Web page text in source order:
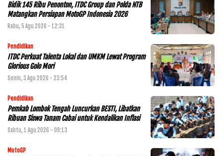
Bidik 145 Ribu Penonton, ITDC Group dan Polda NTB
Matangkan Persiapan MotoGP Indonesia 2026
Rabu, 5 Agu 2026 - 12:31
Pendidikan
ITDC Perkuat Talenta Lokal dan UMKM Lewat Program
Glorious Golo Mori
Senin, 3 Agu 2026 - 23:54
Pendidikan
Pemkab Lombok Tengah Luncurkan BESTI, Libatkan
Ribuan Siswa Tanam Cabai untuk Kendalikan Inflasi
Sabtu, 1 Agu 2026 - 09:13
MotoGP